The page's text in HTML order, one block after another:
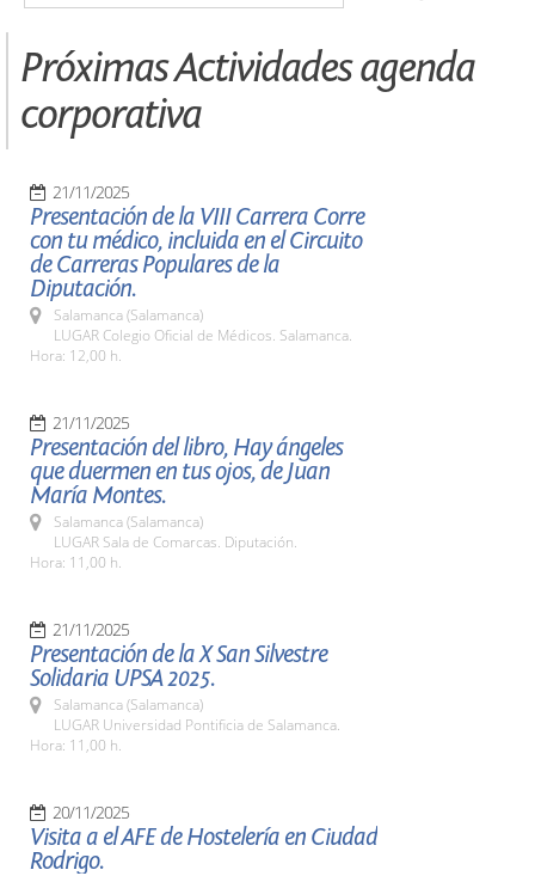
Próximas Actividades agenda
corporativa
21/11/2025
Presentación de la VIII Carrera Corre
con tu médico, incluida en el Circuito
de Carreras Populares de la
Diputación.
Salamanca (Salamanca)
LUGAR Colegio Oficial de Médicos. Salamanca.
Hora: 12,00 h.
21/11/2025
Presentación del libro, Hay ángeles
que duermen en tus ojos, de Juan
María Montes.
Salamanca (Salamanca)
LUGAR Sala de Comarcas. Diputación.
Hora: 11,00 h.
21/11/2025
Presentación de la X San Silvestre
Solidaria UPSA 2025.
Salamanca (Salamanca)
LUGAR Universidad Pontificia de Salamanca.
Hora: 11,00 h.
20/11/2025
Visita a el AFE de Hostelería en Ciudad
Rodrigo.